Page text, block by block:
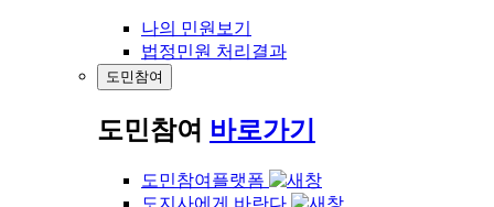
나의 민원보기
법정민원 처리결과
도민참여
도민참여 바로가기
도민참여플랫폼
도지사에게 바란다